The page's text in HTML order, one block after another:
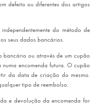
defeito ou diferentes dos artigos
do método de
seus dados bancários.
ou através de um cupão
encomenda futura. O cupão
da data de criação do mesmo.
tipo de reembolso.
e devolução da encomenda for